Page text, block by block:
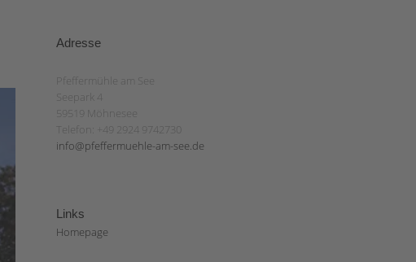
Adresse
Pfeffermühle am See
Seepark 4
59519 Möhnesee
Telefon: +49 2924 9742730
info@pfeffermuehle-am-see.de
Links
Homepage